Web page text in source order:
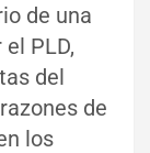
de una
PLD,
del
de
los